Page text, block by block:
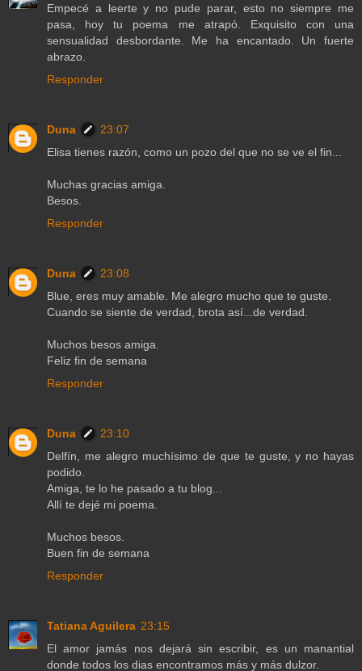
Empecé a leerte y no pude parar, esto no siempre me
pasa, hoy tu poema me atrapó. Exquisito con una
sensualidad desbordante. Me ha encantado. Un fuerte
abrazo.
Responder
Duna
23:07
Elisa tienes razón, como un pozo del que no se ve el fin...
Muchas gracias amiga.
Besos.
Responder
Duna
23:08
Blue, eres muy amable. Me alegro mucho que te guste.
Cuando se siente de verdad, brota así...de verdad.
Muchos besos amiga.
Feliz fin de semana
Responder
Duna
23:10
Delfín, me alegro muchísimo de que te guste, y no hayas
podido.
Amiga, te lo he pasado a tu blog...
Allí te dejé mi poema.
Muchos besos.
Buen fin de semana
Responder
Tatiana Aguilera 23:15
El amor jamás nos dejará sin escribir, es un manantial
donde todos los dias encontramos más y más dulzor.